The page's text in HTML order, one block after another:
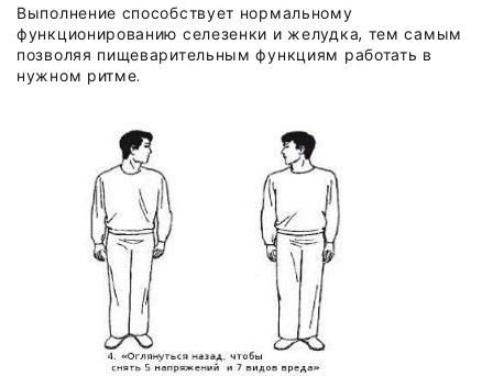
Выполнение способствует нормальному
функционированию селезенки и желудка, тем самым
позволяя пищеварительным функциям работать в
нужном ритме.